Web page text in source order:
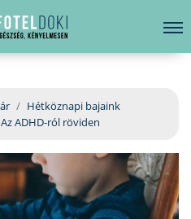
Hétköznapi bajaink
Az ADHD-ról röviden